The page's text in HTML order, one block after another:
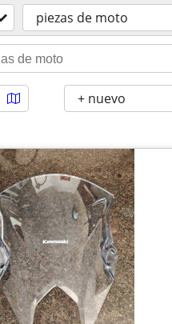
piezas de moto
+ nuevo